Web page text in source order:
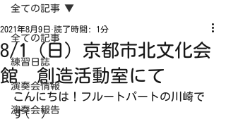
全ての記事
練習日誌
演奏会情報
演奏会報告
全ての記事
8/1（日）京都市北文化会
館 創造活動室にて
2021年8月9日 読了時間: 1分
こんにちは！フルートパートの川崎で
す(^^)